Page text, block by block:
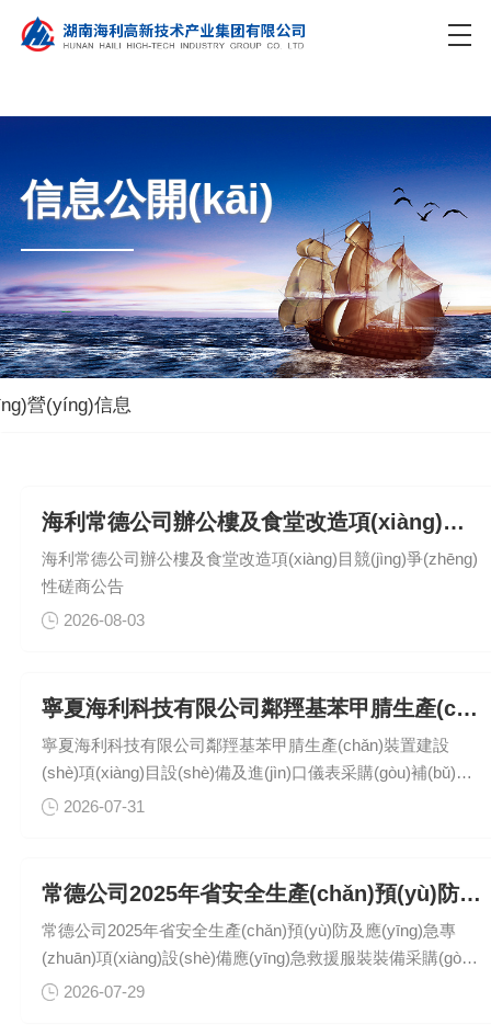
线观看
信息公開(kāi)
營(yíng)信息
海利常德公司辦公樓及食堂改造項(xiàng)目競(jìng)爭(zhēng)性磋商公告
海利常德公司辦公樓及食堂改造項(xiàng)目競(jìng)爭(zhēng)
性磋商公告
2026-08-03
寧夏海利科技有限公司鄰羥基苯甲腈生產(chǎn)裝置建設(shè)項(xiàng)目設(shè)備及進(jìn)口儀表采購(gòu)補(bǔ)充公告
寧夏海利科技有限公司鄰羥基苯甲腈生產(chǎn)裝置建設
(shè)項(xiàng)目設(shè)備及進(jìn)口儀表采購(gòu)補(bǔ)充
公告2026-07-31
常德公司2025年省安全生產(chǎn)預(yù)防及應(yīng)急專(zhuān)項(xiàng)設(shè)備應(yīng)急救援服裝裝備采購(gòu)（第三次）答疑澄清公告
常德公司2025年省安全生產(chǎn)預(yù)防及應(yīng)急專
(zhuān)項(xiàng)設(shè)備應(yīng)急救援服裝裝備采購(gòu)
（第三次）答疑澄清公告
2026-07-29